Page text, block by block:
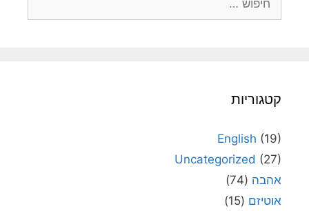
קטגוריות
English (19)
Uncategorized (27)
אהבה (74)
אוטיזם (15)